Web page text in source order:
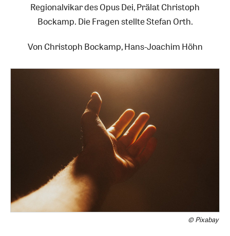
Regionalvikar des Opus Dei, Prälat Christoph
Bockamp. Die Fragen stellte Stefan Orth.
Von Christoph Bockamp,Hans-Joachim Höhn
© Pixabay